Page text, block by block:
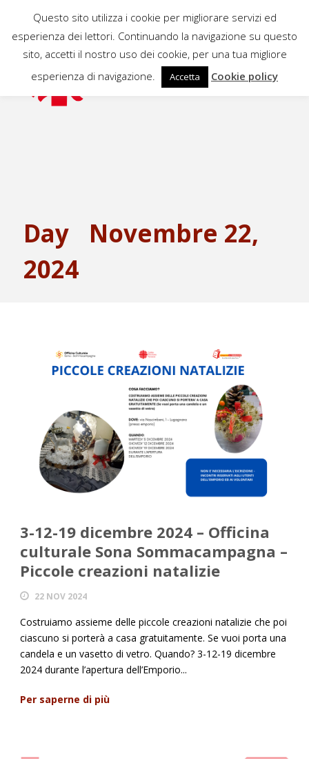
Day
Novembre 22,
2024
3-12-19 dicembre 2024 – Officina
culturale Sona Sommacampagna –
Piccole creazioni natalizie
22 NOV 2024
Costruiamo assieme delle piccole creazioni natalizie che poi
ciascuno si porterà a casa gratuitamente. Se vuoi porta una
candela e un vasetto di vetro. Quando? 3-12-19 dicembre
2024 durante l’apertura dell’Emporio...
Per saperne di più
Questo sito utilizza i cookie per migliorare servizi ed
esperienza dei lettori. Continuando la navigazione su questo
sito, accetti il nostro uso dei cookie, per una tua migliore
esperienza di navigazione.
Accetta Cookie policy